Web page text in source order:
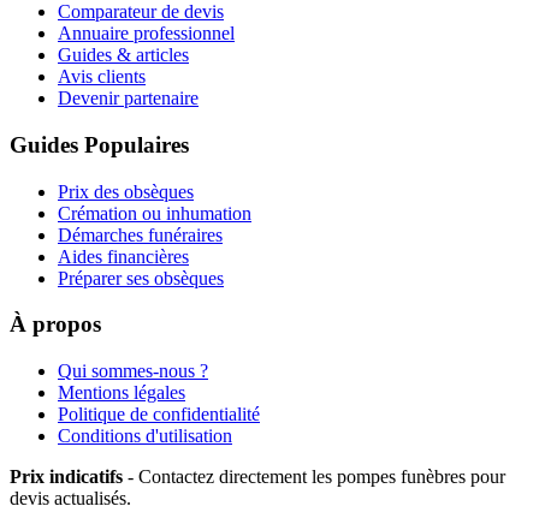
Comparateur de devis
Annuaire professionnel
Guides & articles
Avis clients
Devenir partenaire
Guides Populaires
Prix des obsèques
Crémation ou inhumation
Démarches funéraires
Aides financières
Préparer ses obsèques
À propos
Qui sommes-nous ?
Mentions légales
Politique de confidentialité
Conditions d'utilisation
Prix indicatifs - Contactez directement les pompes funèbres pour
devis actualisés.